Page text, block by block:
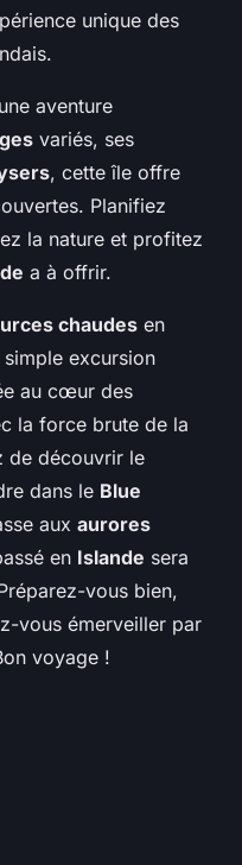
unique des
aventure
variés, ses
, cette île offre
Planifiez
la nature et profitez
a à offrir.
chaudes en
simple excursion
au cœur des
la force brute de la
de découvrir le
dans le Blue
aux aurores
en Islande sera
vous bien,
vous émerveiller par
voyage !